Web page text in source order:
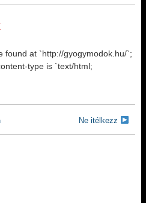
found at `http://gyogymodok.hu/`;
type is `text/html;
Ne itélkezz